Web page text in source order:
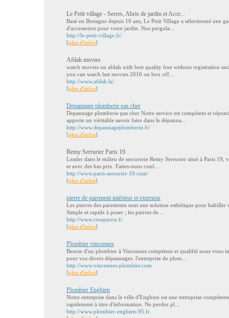
Le Petit village - Serres, Abris de jardin et Acce...
Basé en Bretagne depuis 10 ans, Le Petit Village a sélectionné une
d'accessoires pour votre jardin. Nos pergola...
http://le-petit-village.fr/
[plus d'infos]
Afdah movies
watch movies on afdah with best quality free without registration
you can watch last movies 2016 on box off...
http://www.afdah.la/
[plus d'infos]
Depannage plomberie pas cher
Depannage plomberie pas cher Notre service est compétent et
apporte un véritable savoir faire dans le dépanna...
http://www.depannageplomberie.fr/
[plus d'infos]
Remy Serrurier Paris 19
Leader dans le milieu de serrurerie Remy Serrurier situé à Paris 19,
et avec des bas prix. Faites-nous conf...
http://www.paris-serrurier-19.com/
[plus d'infos]
pierre de parement intérieur et exterieur
Les pierres des parements sont une solution esthétique pour
Simple et rapide à poser ; les pierres de ...
http://www.creapierre.fr
[plus d'infos]
Plombier vincennes
Besoin d'un plombier à Vincennes compétent et qualifié nous vous
pour vos divers dépannages. l'entreprise de plom...
http://www.vincennes-plombier.com
[plus d'infos]
Plombier Enghien
Notre entreprise dans la ville d'Enghien est une entreprise
rapidement à titre d'information. Ne perdez pl...
http://www.plombier-enghien-95.fr